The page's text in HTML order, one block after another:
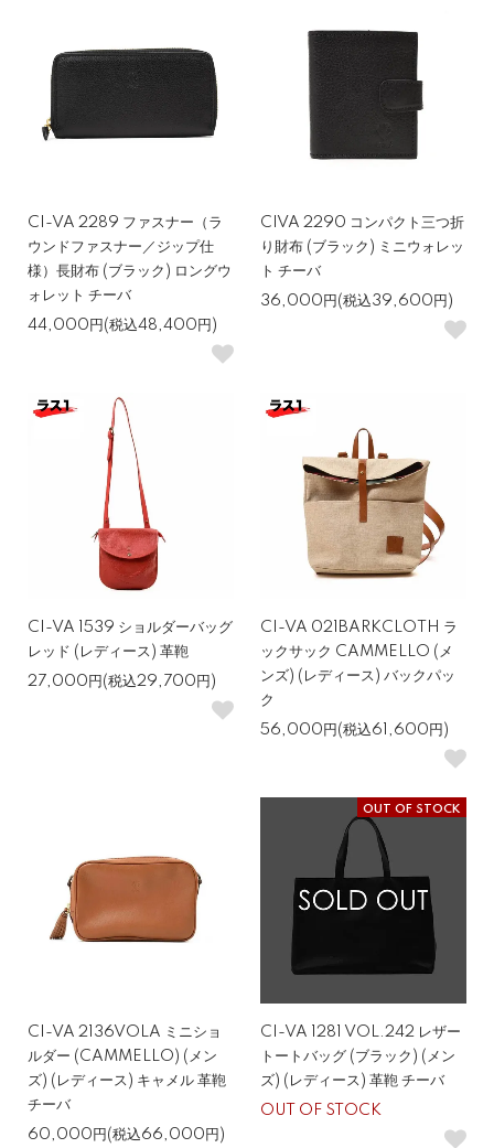
CI-VA 2289 ファスナー（ラ
ウンドファスナー／ジップ仕
様）長財布 (ブラック) ロングウ
ォレット チーバ
44,000円(税込48,400円)
CIVA 2290 コンパクト三つ折
り財布 (ブラック) ミニウォレッ
ト チーバ
36,000円(税込39,600円)
CI-VA 1539 ショルダーバッグ
レッド (レディース) 革鞄
27,000円(税込29,700円)
CI-VA 021BARKCLOTH ラ
ックサック CAMMELLO (メ
ンズ) (レディース) バックパッ
ク
56,000円(税込61,600円)
CI-VA 2136VOLA ミニショ
ルダー (CAMMELLO) (メン
ズ) (レディース) キャメル 革鞄
チーバ
60,000円(税込66,000円)
OUT OF STOCK
CI-VA 1281 VOL.242 レザー
トートバッグ (ブラック) (メン
ズ) (レディース) 革鞄 チーバ
OUT OF STOCK